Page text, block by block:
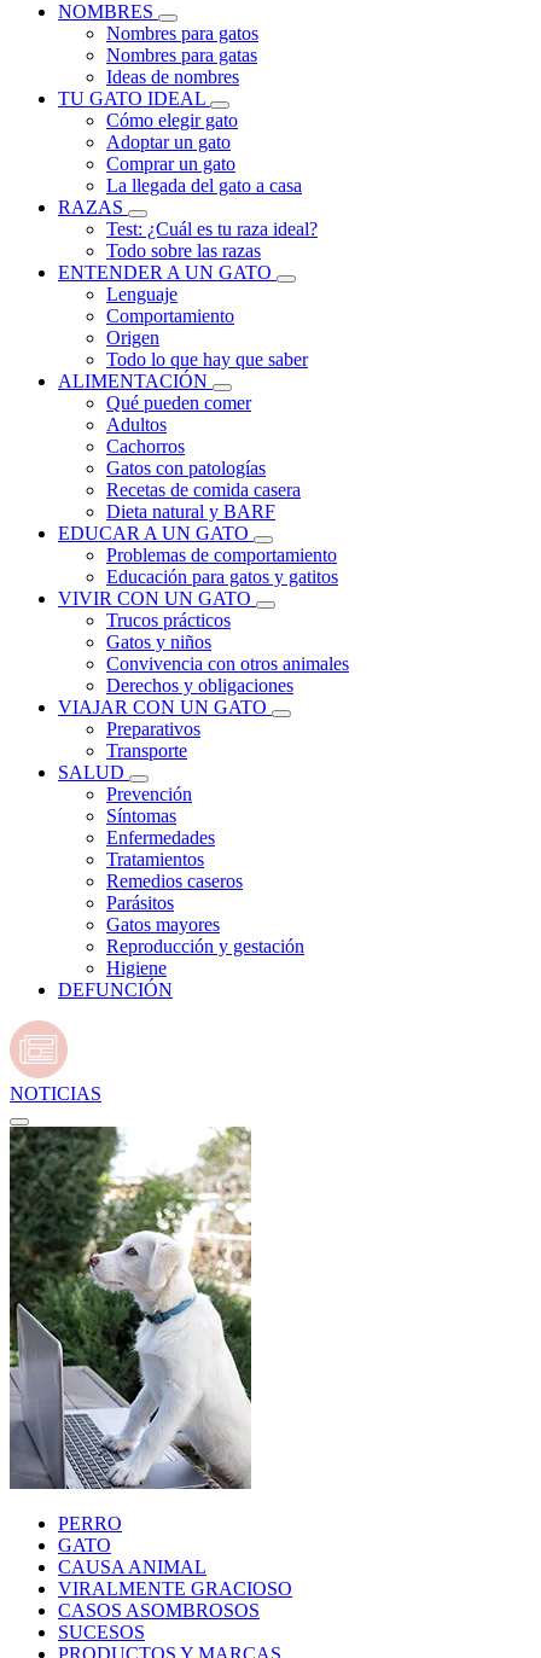
NOMBRES
Nombres para gatos
Nombres para gatas
Ideas de nombres
TU GATO IDEAL
Cómo elegir gato
Adoptar un gato
Comprar un gato
La llegada del gato a casa
RAZAS
Test: ¿Cuál es tu raza ideal?
Todo sobre las razas
ENTENDER A UN GATO
Lenguaje
Comportamiento
Origen
Todo lo que hay que saber
ALIMENTACIÓN
Qué pueden comer
Adultos
Cachorros
Gatos con patologías
Recetas de comida casera
Dieta natural y BARF
EDUCAR A UN GATO
Problemas de comportamiento
Educación para gatos y gatitos
VIVIR CON UN GATO
Trucos prácticos
Gatos y niños
Convivencia con otros animales
Derechos y obligaciones
VIAJAR CON UN GATO
Preparativos
Transporte
SALUD
Prevención
Síntomas
Enfermedades
Tratamientos
Remedios caseros
Parásitos
Gatos mayores
Reproducción y gestación
Higiene
DEFUNCIÓN
NOTICIAS
PERRO
GATO
CAUSA ANIMAL
VIRALMENTE GRACIOSO
CASOS ASOMBROSOS
SUCESOS
PRODUCTOS Y MARCAS